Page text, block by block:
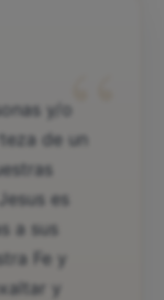
“
y/o
de un
es
a sus
Fe y
y